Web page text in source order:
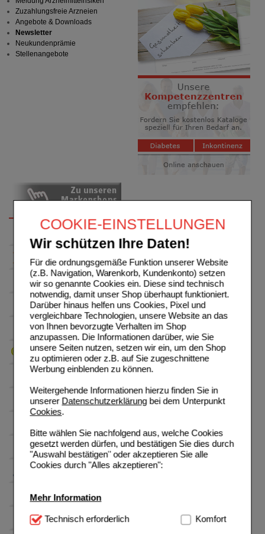
COOKIE-EINSTELLUNGEN
Wir schützen Ihre Daten!
Für die ordnungsgemäße Funktion unserer Website
(z.B. Navigation, Warenkorb, Kundenkonto) setzen
wir so genannte Cookies ein. Diese sind technisch
notwendig, damit unser Shop überhaupt funktioniert.
Darüber hinaus helfen uns Cookies, Pixel und
vergleichbare Technologien, unsere Website an das
von Ihnen bevorzugte Verhalten im Shop
anzupassen. Die Informationen darüber, wie Sie
unsere Seiten nutzen, setzen wir ein, um den Shop
zu optimieren oder z.B. auf Sie zugeschnittene
Werbung einblenden zu können.
Weitergehende Informationen hierzu finden Sie in
unserer Datenschutzerklärungbei dem Unterpunkt
Cookies.
Bitte wählen Sie nachfolgend aus, welche Cookies
gesetzt werden dürfen, und bestätigen Sie dies durch
"Auswahl bestätigen" oder akzeptieren Sie alle
Cookies durch "Alles akzeptieren":
Mehr Information
Technisch Notwendig:Hierbei handelt es sich um
Technisch erforderlich Komfort
Zuzahlungsfreie Arzneien
Angebote & Downloads
Newsletter
Neukundenprämie
Stellenangebote